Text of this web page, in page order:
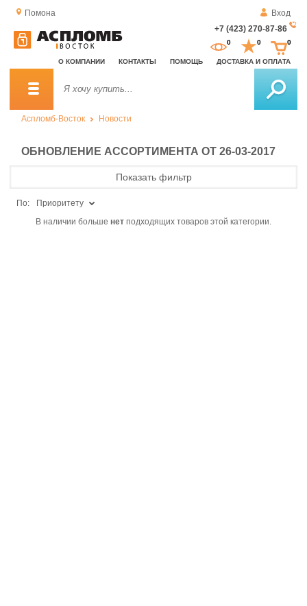
Помона
Вход
+7 (423) 270-87-86
О КОМПАНИИ КОНТАКТЫ ПОМОЩЬ ДОСТАВКА И ОПЛАТА
0 0 0
Аспломб-Восток Новости
ОБНОВЛЕНИЕ АССОРТИМЕНТА ОТ 26-03-2017
Показать фильтр
По:
Приоритету
В наличии больше нет подходящих товаров этой категории.